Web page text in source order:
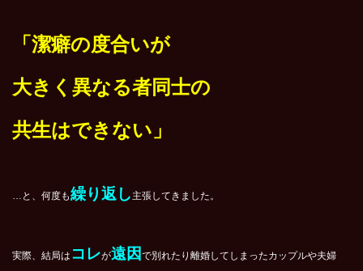
「潔癖の度合いが
大きく異なる者同士の
共生はできない」
…と、何度も繰り返し 主張してきました。
実際、結局は コレが遠因 で別れたり離婚してしまったカップルや夫婦